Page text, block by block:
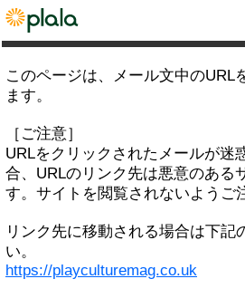
このページは、メール文中のURL
ます。
［ご注意］
URLをクリックされたメールが迷
合、URLのリンク先は悪意のある
す。サイトを閲覧されないようご
リンク先に移動される場合は下記
い。
https://playculturemag.co.uk